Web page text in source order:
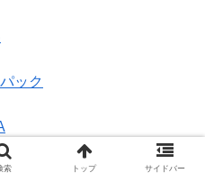
ック
索 トップ サイドバー